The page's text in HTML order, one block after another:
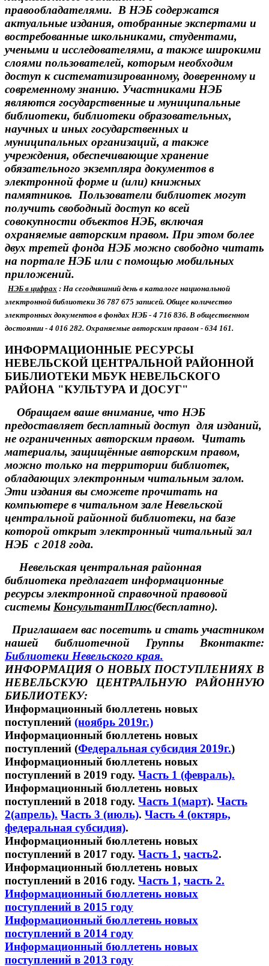
правообладателями. В НЭБ содержатся
актуальные издания, отобранные экспертами и
востребованные школьниками, студентами,
учеными и исследователями, а также широкими
слоями пользователей, которым необходим
доступ к систематизированному, доверенному и
современному знанию. Участниками НЭБ
являются государственные и муниципальные
библиотеки, библиотеки образовательных,
научных и иных государственных и
муниципальных организаций, а также
учреждения, обеспечивающие хранение
обязательного экземпляра документов в
электронной форме и (или) книжных
памятников. Пользователи библиотек могут
получить свободный доступ ко всей
совокупности объектов НЭБ, включая
охраняемые авторским правом. При этом более
двух третей фонда НЭБ можно свободно читать
на портале НЭБ или с помощью мобильных
приложений.
НЭБ в цифрах : На сегодняшний день в каталоге национальной
электронной библиотеки 36 787 675 записей. Общее количество
электронных документов в фондах НЭБ - 4 716 836. В общественном
достоянии - 4 016 282. Охраняемые авторским правом - 634 161.
ИНФОРМАЦИОННЫЕ РЕСУРСЫ
НЕВЕЛЬСКОЙ ЦЕНТРАЛЬНОЙ РАЙОННОЙ
БИБЛИОТЕКИ МБУК НЕВЕЛЬСКОГО
РАЙОНА "КУЛЬТУРА И ДОСУГ"
Обращаем ваше внимание, что НЭБ
предоставляет бесплатный доступ для изданий,
не ограниченных авторским правом. Читать
материалы, защищённые авторским правом,
можно только на территории библиотек,
обладающих электронным читальным залом.
Эти издания вы сможете прочитать на
компьютере в читальном зале Невельской
центральной районной библиотеки, на базе
которой открыт электронный читальный зал
НЭБ с 2018 года.
Невельская центральная районная
библиотека предлагает информационные
ресурсы электронной справочной правовой
системы КонсультантПлюс(бесплатно).
Приглашаем вас посетить и стать участником
нашей библиотечной Группы Вконтакте:
Библиотеки Невельского края.
ИНФОРМАЦИЯ О НОВЫХ ПОСТУПЛЕНИЯХ В
НЕВЕЛЬСКУЮ ЦЕНТРАЛЬНУЮ РАЙОННУЮ
БИБЛИОТЕКУ:
Информационный бюллетень новых
поступлений (ноябрь 2019г.)
Информационный бюллетень новых
поступлений (Федеральная субсидия 2019г.)
Информационный бюллетень новых
поступлений в 2019 году. Часть 1 (февраль).
Информационный бюллетень новых
поступлений в 2018 году. Часть 1(март). Часть
2(апрель). Часть 3 (июль). Часть 4 (октярь,
федеральная субсидия).
Информационный бюллетень новых
поступлений в 2017 году. Часть 1, часть2.
Информационный бюллетень новых
поступлений в 2016 году. Часть 1, часть 2.
Информационный бюллетень новых
поступлений в 2015 году
Информационный бюллетень новых
поступлений в 2014 году
Информационный бюллетень новых
поступлений в 2013 году